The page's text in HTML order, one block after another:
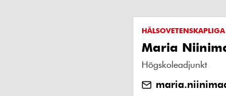
Maria
Högskoleadjunkt